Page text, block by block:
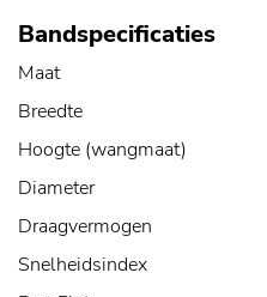
Bandspecificaties
Maat
Breedte
Hoogte (wangmaat)
Diameter
Draagvermogen
Snelheidsindex